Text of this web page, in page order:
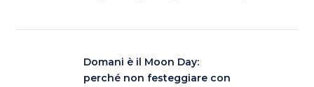
Domani è il Moon Day:
perché non festeggiare con